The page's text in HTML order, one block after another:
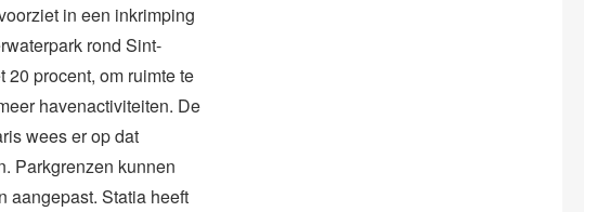
in een inkrimping
rond Sint-
20 procent, om ruimte te
havenactiviteiten. De
wees er op dat
Parkgrenzen kunnen
aangepast. Statia heeft